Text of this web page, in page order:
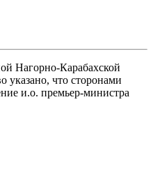
Нагорно-Карабахской
указано, что сторонами
и.о. премьер-министра